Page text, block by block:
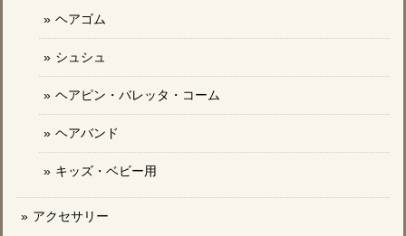
ヘアゴム
シュシュ
ヘアピン・バレッタ・コーム
ヘアバンド
キッズ・ベビー用
アクセサリー